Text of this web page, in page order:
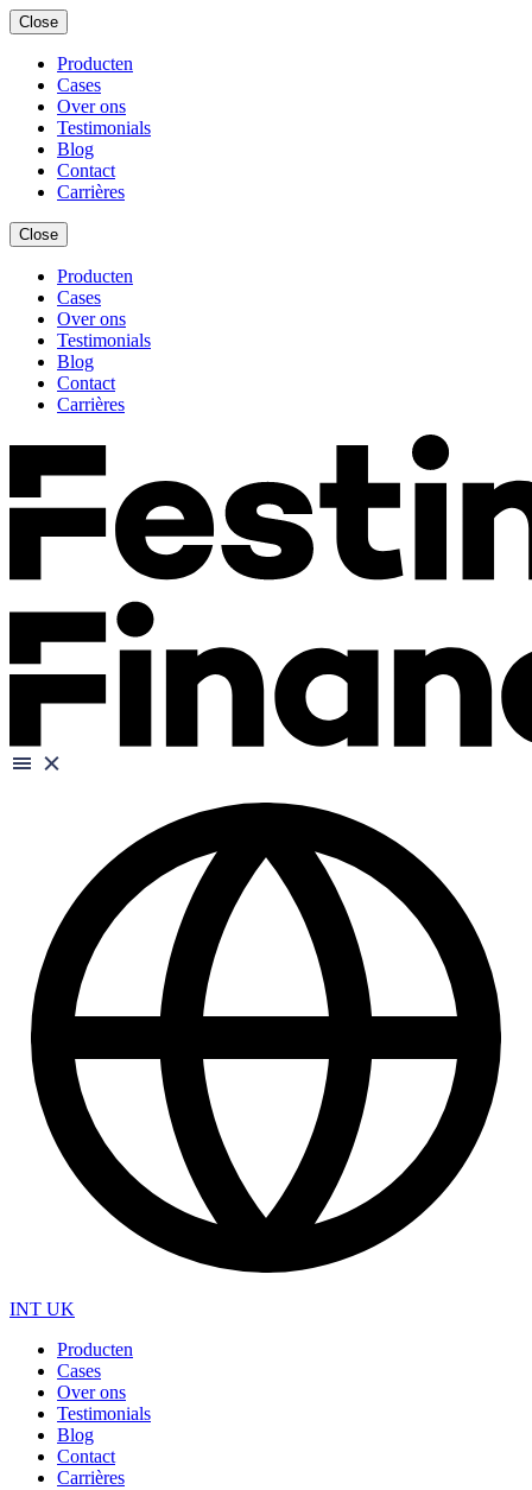
Close
Producten
Cases
Over ons
Testimonials
Blog
Contact
Carrières
Close
Producten
Cases
Over ons
Testimonials
Blog
Contact
Carrières
INT UK
Producten
Cases
Over ons
Testimonials
Blog
Contact
Carrières